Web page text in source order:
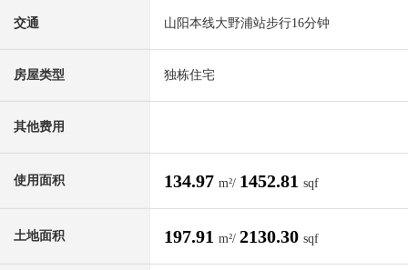
交通 山阳本线大野浦站步行16分钟
房屋类型 独栋住宅
其他费用
使用面积 134.97 m²/ 1452.81 sqf
土地面积 197.91 m²/ 2130.30 sqf